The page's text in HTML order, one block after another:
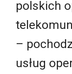
polskich
–
usług